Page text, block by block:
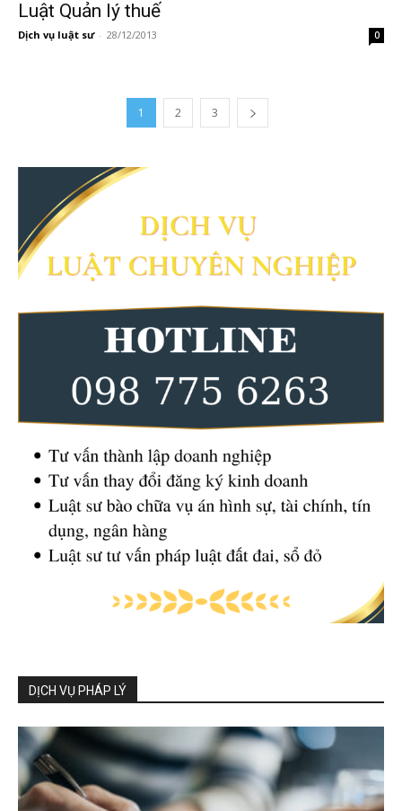
Luật Quản lý thuế
Dịch vụ luật sư - 28/12/2013 0
1 2 3
DỊCH VỤ PHÁP LÝ